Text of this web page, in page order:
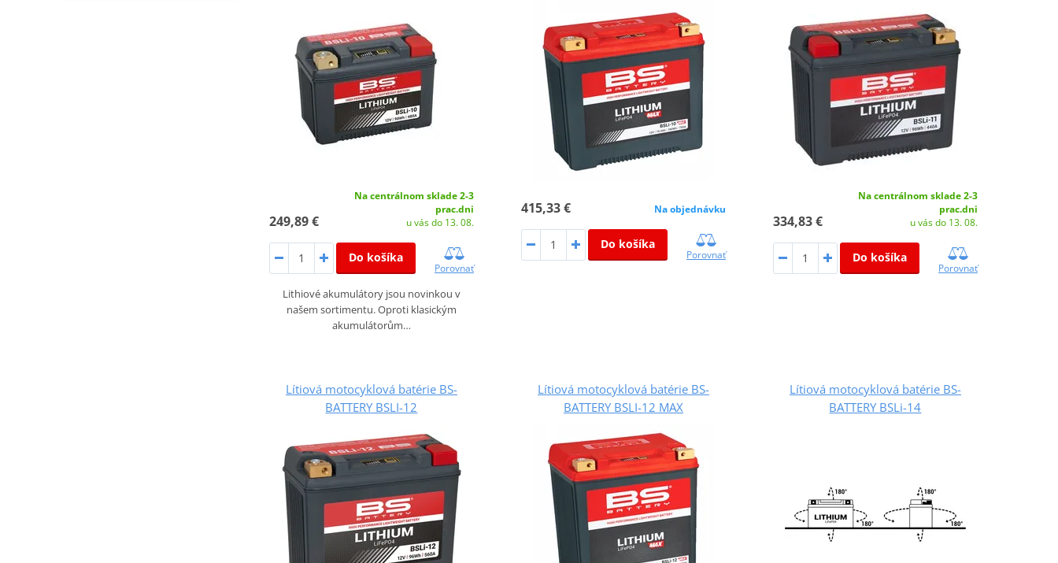
249,89 €
Na centrálnom sklade 2-3
prac.dni
u vás do 13. 08.
Do košíka
Porovnať
Lithiové akumulátory jsou novinkou v
našem sortimentu. Oproti klasickým
akumulátorům…
415,33 € Na objednávku
Do košíka
Porovnať
334,83 €
Na centrálnom sklade 2-3
prac.dni
u vás do 13. 08.
Do košíka
Porovnať
Lítiová motocyklová batérie BS-
BATTERY BSLI-12
Lítiová motocyklová batérie BS-
BATTERY BSLI-12 MAX
Lítiová motocyklová batérie BS-
BATTERY BSLi-14